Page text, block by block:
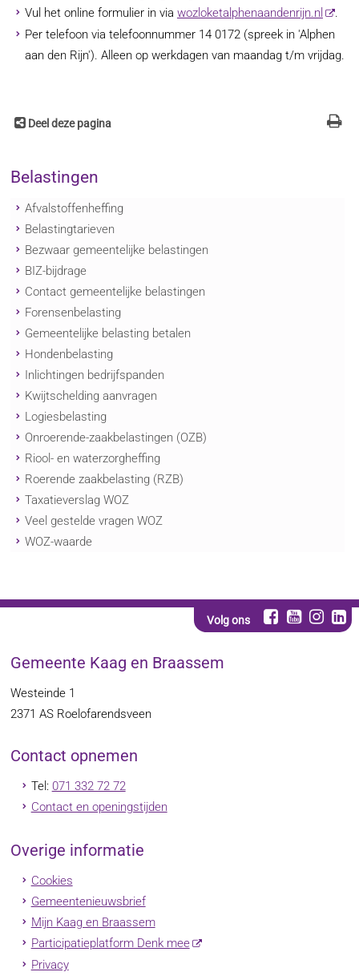
Vul het online formulier in via wozloketalphenaandenrijn.nl
.
Per telefoon via telefoonnummer 14 0172 (spreek in 'Alphen
aan den Rijn'). Alleen op werkdagen van maandag t/m vrijdag.
Deel deze pagina
Belastingen
Afvalstoffenheffing
Belastingtarieven
Bezwaar gemeentelijke belastingen
BIZ-bijdrage
Contact gemeentelijke belastingen
Forensenbelasting
Gemeentelijke belasting betalen
Hondenbelasting
Inlichtingen bedrijfspanden
Kwijtschelding aanvragen
Logiesbelasting
Onroerende-zaakbelastingen (OZB)
Riool- en waterzorgheffing
Roerende zaakbelasting (RZB)
Taxatieverslag WOZ
Veel gestelde vragen WOZ
WOZ-waarde
Volg ons
Gemeente Kaag en Braassem
Westeinde 1
2371 AS Roelofarendsveen
Contact opnemen
Tel: 071 332 72 72
Contact en openingstijden
Overige informatie
Cookies
Gemeentenieuwsbrief
Mijn Kaag en Braassem
Participatieplatform Denk mee
Privacy